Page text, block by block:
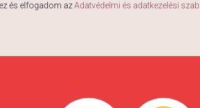
és elfogadom azAdatvédelmi és adatkezelési